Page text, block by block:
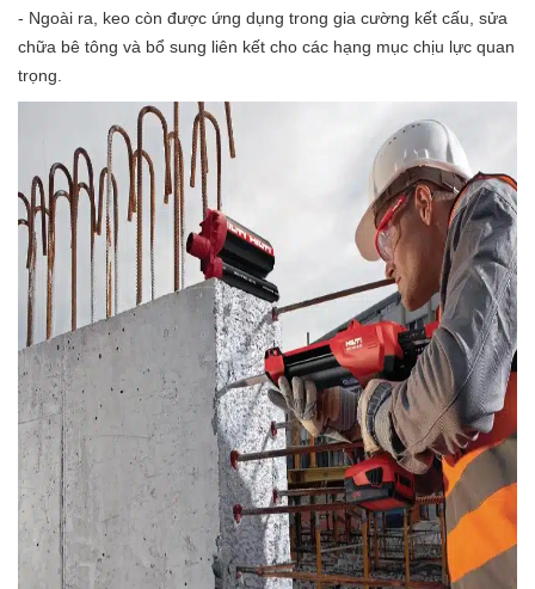
- Ngoài ra, keo còn được ứng dụng trong gia cường kết cấu, sửa
chữa bê tông và bổ sung liên kết cho các hạng mục chịu lực quan
trọng.